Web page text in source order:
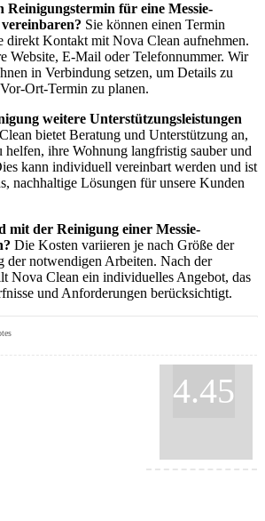
Reinigungstermin für eine Messie-
Sie können einen Termin
direkt Kontakt mit Nova Clean aufnehmen.
Website, E-Mail oder Telefonnummer. Wir
in Verbindung setzen, um Details zu
Ort-Termin zu planen.
weitere Unterstützungsleistungen
bietet Beratung und Unterstützung an,
helfen, ihre Wohnung langfristig sauber und
kann individuell vereinbart werden und ist
nachhaltige Lösungen für unsere Kunden
mit der Reinigung einer Messie-
Die Kosten variieren je nach Größe der
der notwendigen Arbeiten. Nach der
Nova Clean ein individuelles Angebot, das
und Anforderungen berücksichtigt.
4.45